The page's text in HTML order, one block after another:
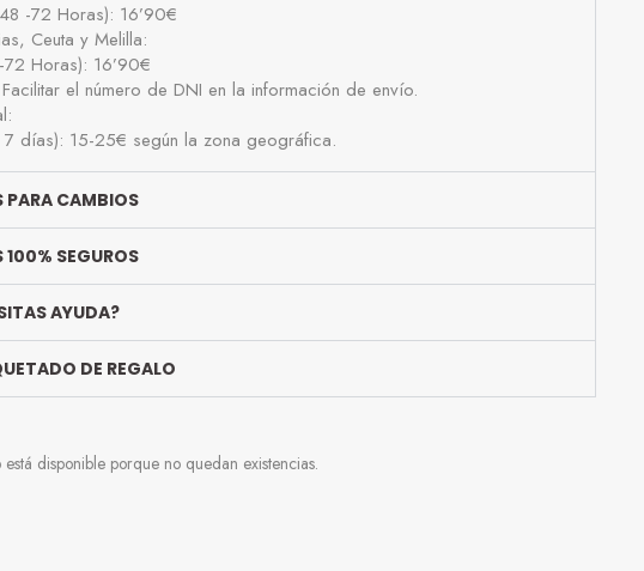
-72 Horas): 16’90€
Ceuta y Melilla:
Horas): 16’90€
el número de DNI en la información de envío.
días): 15-25€ según la zona geográfica.
PARA CAMBIOS
100% SEGUROS
AYUDA?
DE REGALO
está disponible porque no quedan existencias.